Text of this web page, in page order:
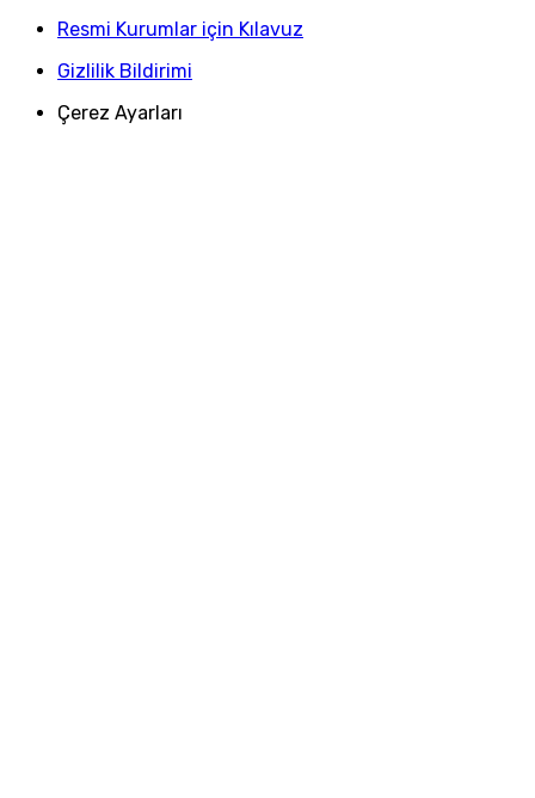
Resmi Kurumlar için Kılavuz
Gizlilik Bildirimi
Çerez Ayarları